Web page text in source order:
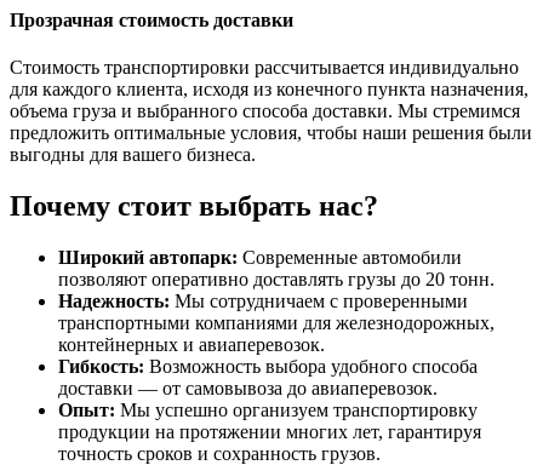
Прозрачная стоимость доставки
Стоимость транспортировки рассчитывается индивидуально
для каждого клиента, исходя из конечного пункта назначения,
объема груза и выбранного способа доставки. Мы стремимся
предложить оптимальные условия, чтобы наши решения были
выгодны для вашего бизнеса.
Почему стоит выбрать нас?
Широкий автопарк: Современные автомобили
позволяют оперативно доставлять грузы до 20 тонн.
Надежность: Мы сотрудничаем с проверенными
транспортными компаниями для железнодорожных,
контейнерных и авиаперевозок.
Гибкость: Возможность выбора удобного способа
доставки — от самовывоза до авиаперевозок.
Опыт: Мы успешно организуем транспортировку
продукции на протяжении многих лет, гарантируя
точность сроков и сохранность грузов.